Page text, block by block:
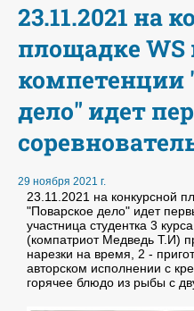
23.11.2021 на
площадке WS
компетенции
дело" идет
29 ноября 2021 г.
23.11.2021 на конкурсной
"Поварское дело" идет
участница студентка 3
(компатриот Медведь Т.И)
нарезки на время, 2 -
авторском исполнении с
горячее блюдо из рыбы с